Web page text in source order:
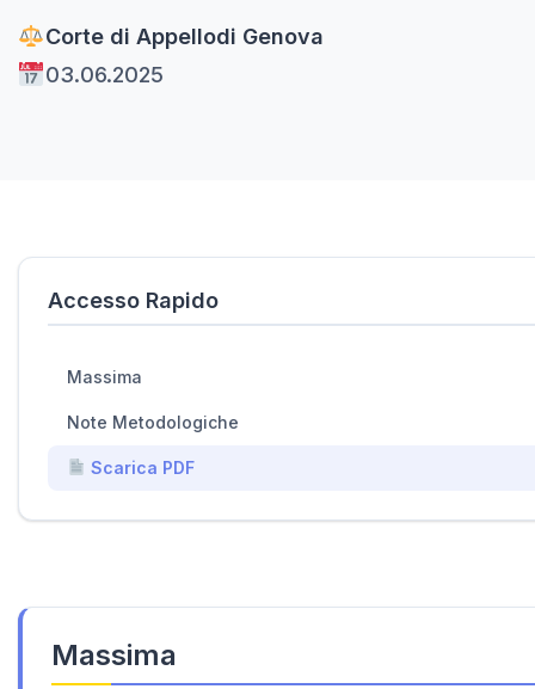
Corte di Appellodi Genova
03.06.2025
Massima
Accesso Rapido
Massima
Note Metodologiche
Scarica PDF